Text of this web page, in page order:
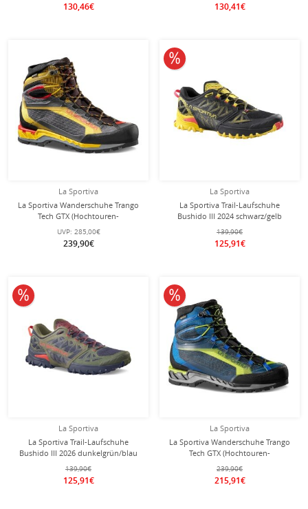
130,46€ 130,41€
La Sportiva
La Sportiva Wanderschuhe Trango
Tech GTX (Hochtouren-
Bergwandern, wasserdicht)
schwarz/gelb Herren
UVP: 285,00€
239,90€
La Sportiva
La Sportiva Trail-Laufschuhe
Bushido III 2024 schwarz/gelb
Herren
139,90€
125,91€
10% reduziert
La Sportiva
La Sportiva Trail-Laufschuhe
Bushido III 2026 dunkelgrün/blau
Herren
139,90€
125,91€
10% reduziert
La Sportiva
La Sportiva Wanderschuhe Trango
Tech GTX (Hochtouren-
Bergwandern, wasserdicht)
elektrikblau/limegrün Herren
239,90€
215,91€
10% reduziert